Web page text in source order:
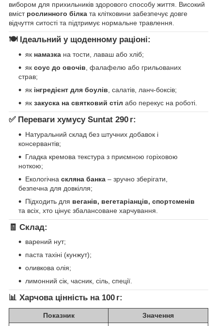
вибором для прихильників здорового способу життя. Високий
вміст рослинного білка та клітковини забезпечує довге
відчуття ситості та підтримує нормальне травлення.
🍽️ Ідеальний у щоденному раціоні:
як намазка на тости, лаваш або хліб;
як соус до овочів , фалафелю або грильованих
страв;
як інгредієнт для боулів , салатів, ланч-боксів;
як закуска на святковий стіл або перекус на роботі.
✅ Переваги хумусу Suntat 290 г:
Натуральний склад без штучних добавок і
консервантів;
Гладка кремова текстура з приємною горіховою
ноткою;
Екологічна скляна банка – зручно зберігати,
безпечна для довкілля;
Підходить для веганів, вегетаріанців, спортсменів
та всіх, хто цінує збалансоване харчування.
🧾 Склад:
варений нут;
паста тахіні (кунжут);
оливкова олія;
лимонний сік, часник, сіль, спеції.
📊 Харчова цінність на 100 г:
Показник Значення